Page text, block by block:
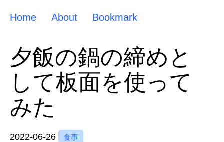
Home About Bookmark
夕飯の鍋の締めと
して板面を使って
みた
2022-06-26 食事